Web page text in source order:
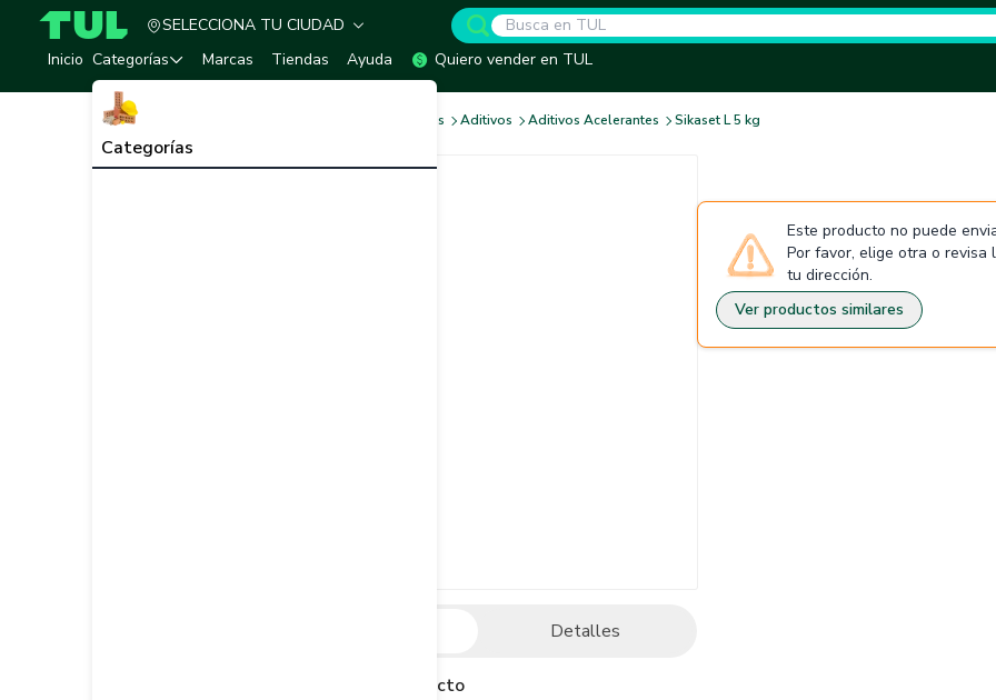
TUL - Tu Marketplace de Construcción
SELECCIONA TU CIUDAD
Inicio Categorías
Categorías
Marcas Tiendas Ayuda Quiero vender en TUL
Cemento, Morteros y Aditivos Aditivos Aditivos Acelerantes Sikaset L 5 kg
Detalles
Descripción del producto
Este producto no puede
Por favor, elige otra o revisa
tu dirección.
Ver productos similares